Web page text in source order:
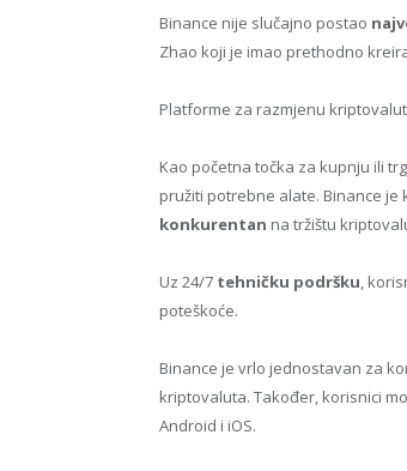
Binance nije slučajno postao
Zhao koji je imao prethodno
Platforme za razmjenu
Kao početna točka za kupnju ili
pružiti potrebne alate. Binance je
konkurentan na tržištu
Uz 24/7 tehničku podršku,
poteškoće.
Binance je vrlo jednostavan za
kriptovaluta. Također, korisnici
Android i iOS.